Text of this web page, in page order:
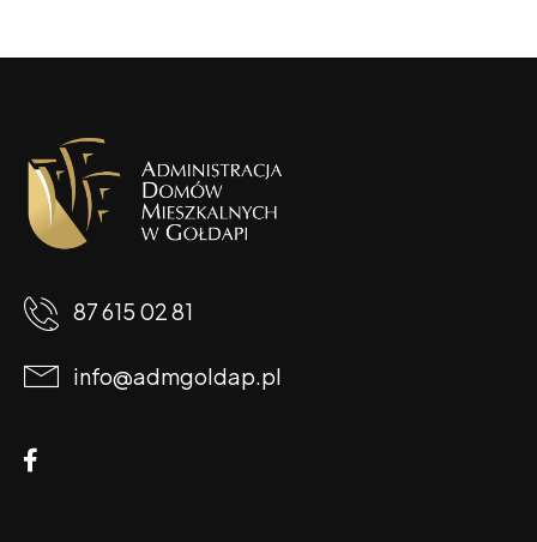
87 615 02 81
info@admgoldap.pl